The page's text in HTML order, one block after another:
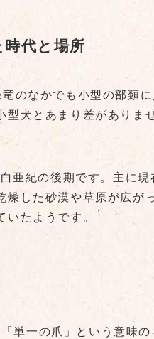
代と場所
のなかでも小型の部類
犬とあまり差がありま
亜紀の後期です。主に
した砂漠や草原が広が
いたようです。
単一の爪」という意味の